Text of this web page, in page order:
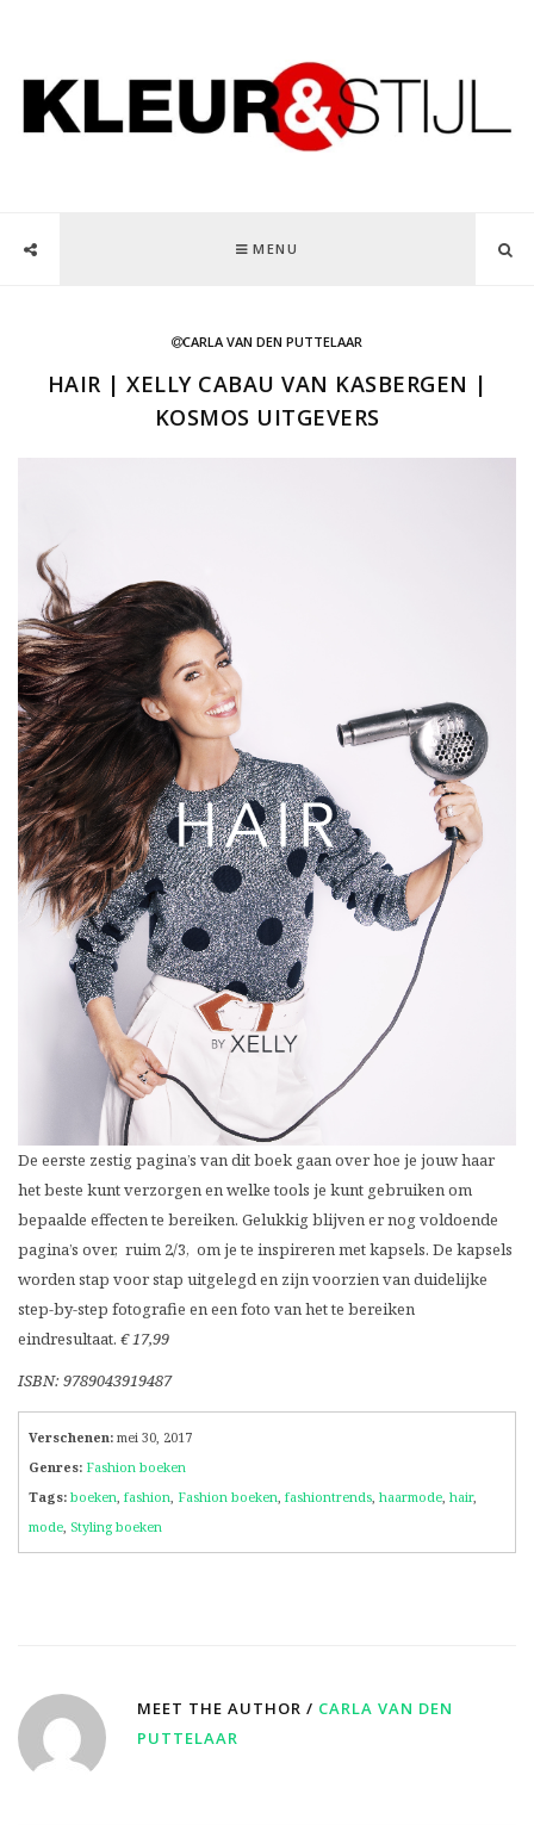
MENU
CARLA VAN DEN PUTTELAAR
HAIR | XELLY CABAU VAN KASBERGEN |
KOSMOS UITGEVERS
De eerste zestig pagina’s van dit boek gaan over hoe je jouw haar
het beste kunt verzorgen en welke tools je kunt gebruiken om
bepaalde effecten te bereiken. Gelukkig blijven er nog voldoende
pagina’s over, ruim 2/3, om je te inspireren met kapsels. De kapsels
worden stap voor stap uitgelegd en zijn voorzien van duidelijke
step-by-step fotografie en een foto van het te bereiken
eindresultaat. € 17,99
ISBN: 9789043919487
Verschenen: mei 30, 2017
Genres: Fashion boeken
Tags: boeken,fashion, Fashion boeken,fashiontrends,haarmode,hair,
mode,Styling boeken
MEET THE AUTHOR / CARLA VAN DEN
PUTTELAAR